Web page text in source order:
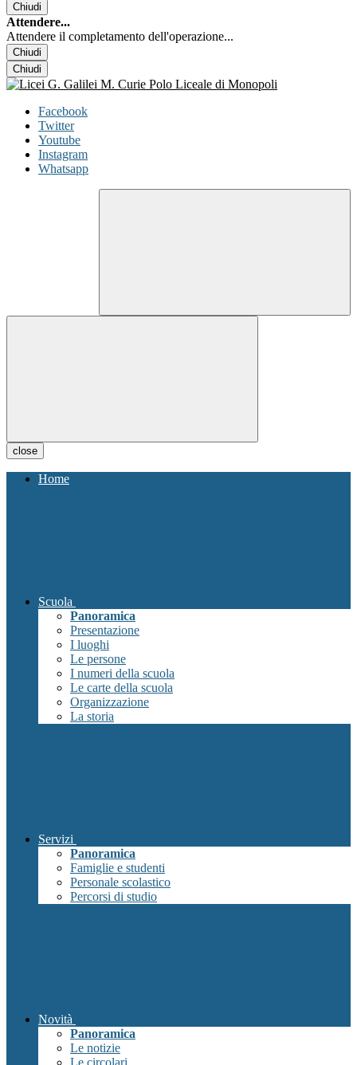
Chiudi
Attendere...
Attendere il completamento dell'operazione...
Chiudi
Chiudi
Facebook
Twitter
Youtube
Instagram
Whatsapp
close
Home
Scuola
Panoramica
Presentazione
I luoghi
Le persone
I numeri della scuola
Le carte della scuola
Organizzazione
La storia
Servizi
Panoramica
Famiglie e studenti
Personale scolastico
Percorsi di studio
Novità
Panoramica
Le notizie